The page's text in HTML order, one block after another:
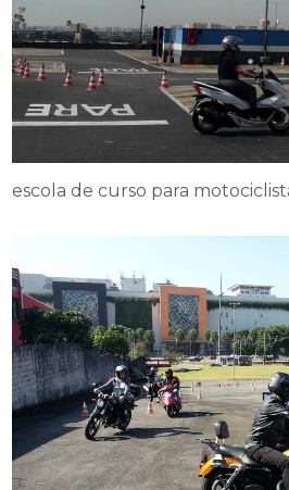
escola de curso para